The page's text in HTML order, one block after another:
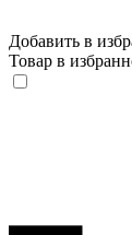
Добавить в
Товар в